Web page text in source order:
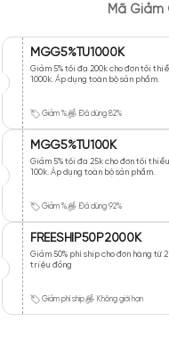
Mã Giảm
MGG5%TU1000K
Giảm 5% tối đa 200k cho đơn tối
1000k. Áp dụng toàn bộ sản phẩm.
Giảm % Đã dùng 82%
MGG5%TU100K
Giảm 5% tối đa 25k cho đơn tối thiểu
100k. Áp dụng toàn bộ sản phẩm.
Giảm % Đã dùng 92%
FREESHIP50P2000K
Giảm 50% phí ship cho đơn hàng từ 2
triệu đồng
Giảm phí ship Không giới hạn